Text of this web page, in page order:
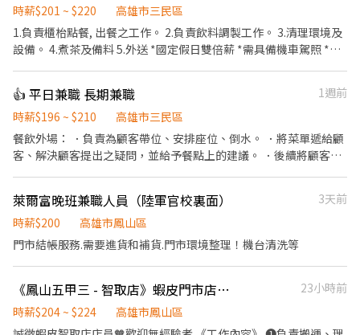
時薪$201 ~ $220
高雄市三民區
1.負責櫃枱點餐, 出餐之工作。 2.負責飲料調製工作。 3.清理環境及
設備。 4.煮茶及備料 5.外送 *國定假日雙倍薪 *需具備機車駕照 *平
👍 平日兼職 長期兼職
1週前
時薪$196 ~ $210
高雄市三民區
餐飲外場： ．負責為顧客帶位、安排座位、倒水。 ．將菜單遞給顧
客、解決顧客提出之疑問，並給予餐點上的建議。 ．後續將顧客點
負責結帳、收銀等工作。 餐飲內場： ．擔任廚師的助手，處理烹飪
前與烹飪中之準備工作與其他餐廳相關事務。 ．負責洗、剝、削、
切各種食材。 ．負責清理工作環境、設備和餐具。 ．準備不同餐點
萊爾富晚班兼職人員（陸軍官校裏面）
3天前
時薪$200
高雄市鳳山區
門市結帳服務.需要進貨和補貨.門市環境整理！機台清洗等
《鳳山五甲三 - 智取店》蝦皮門市店員🧡 #有薪教育訓練 #跨店支援 #高時薪
23小時前
時薪$204 ~ $224
高雄市鳳山區